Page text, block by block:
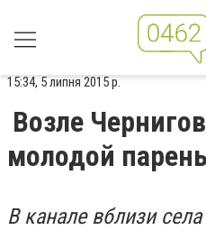
15:34, 5 липня 2015 р.
Возле
молодой парень
В канале вблизи